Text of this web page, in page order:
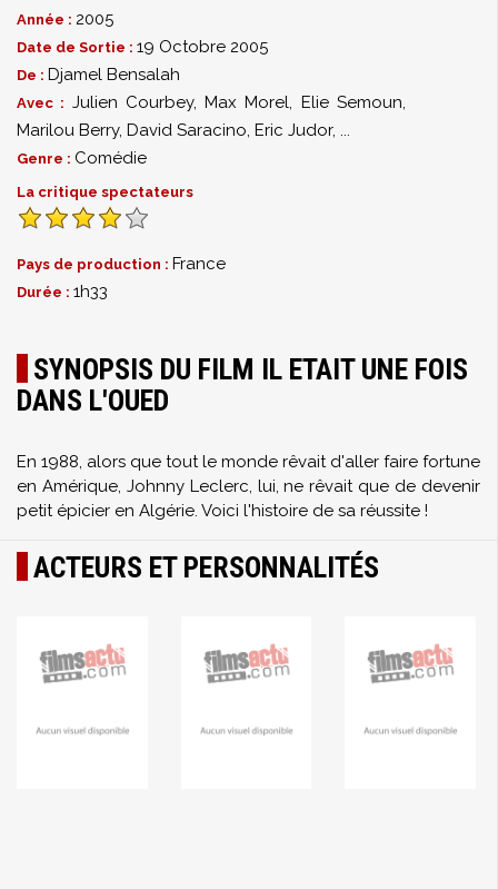
Année : 2005
Date de Sortie : 19 Octobre 2005
De : Djamel Bensalah
Avec : Julien Courbey,Max Morel, Elie Semoun,
Marilou Berry, David Saracino, Eric Judor, ...
Genre : Comédie
La critique spectateurs
Pays de production : France
Durée : 1h33
SYNOPSIS DU FILM IL ETAIT UNE FOIS
DANS L'OUED
En 1988, alors que tout le monde rêvait d'aller faire fortune
en Amérique, Johnny Leclerc, lui, ne rêvait que de devenir
petit épicier en Algérie. Voici l'histoire de sa réussite !
ACTEURS ET PERSONNALITÉS